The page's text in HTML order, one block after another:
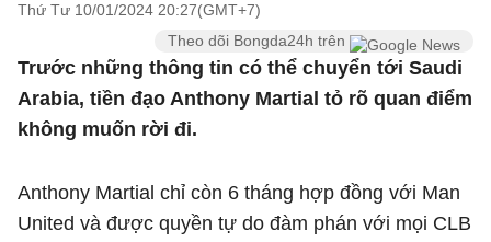
Thứ Tư 10/01/2024 20:27(GMT+7)
Theo dõi Bongda24h trên
Trước những thông tin có thể chuyển tới Saudi
Arabia, tiền đạo Anthony Martial tỏ rõ quan điểm
không muốn rời đi.
Anthony Martial chỉ còn 6 tháng hợp đồng với Man
United và được quyền tự do đàm phán với mọi CLB